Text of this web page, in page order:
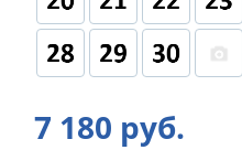
7 180 руб.